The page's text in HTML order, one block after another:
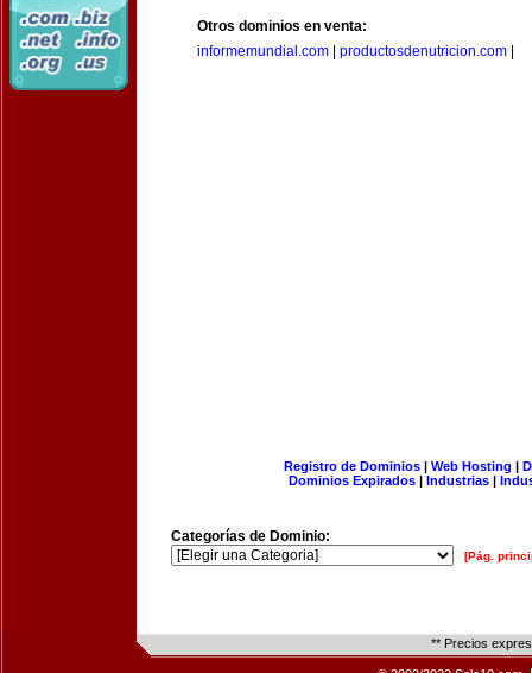
Otros dominios en venta:
informemundial.com
productosdenutricion.com
Registro de Dominios| Web Hosting |
Dominios Expirados | Industrias |
Categorías de Dominio:
[Pág.
** Precios